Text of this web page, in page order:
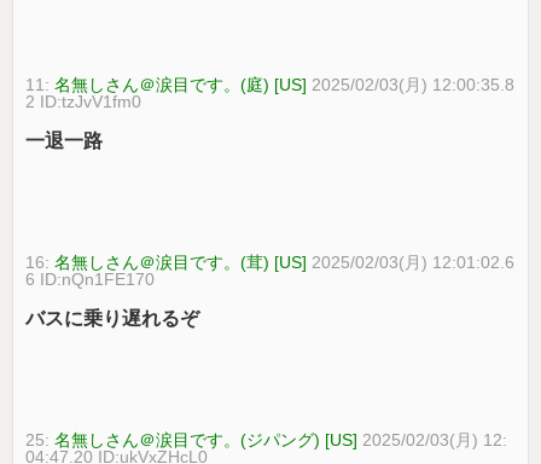
11:名無しさん＠涙目です。(庭) [US] 2025/02/03(月) 12:00:35.8
2 ID:tzJvV1fm0
一退一路
16:名無しさん＠涙目です。(茸) [US] 2025/02/03(月) 12:01:02.6
6 ID:nQn1FE170
バスに乗り遅れるぞ
25:名無しさん＠涙目です。(ジパング) [US] 2025/02/03(月) 12:
04:47.20 ID:ukVxZHcL0